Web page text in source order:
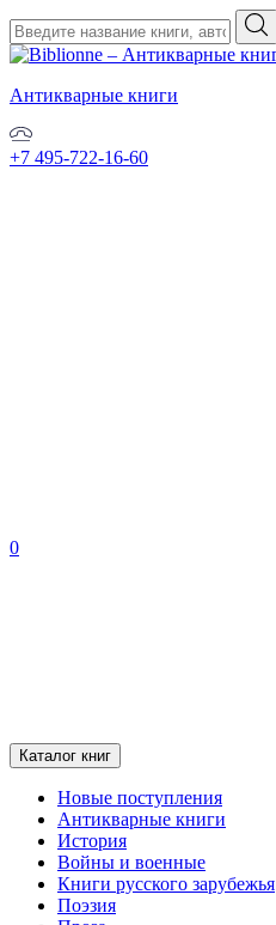
Антикварные книги
+7 495-722-16-60
0
Каталог книг
Новые поступления
Антикварные книги
История
Войны и военные
Книги русского зарубежья
Поэзия